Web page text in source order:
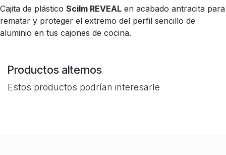
Cajita de plástico Scilm REVEAL en acabado antracita para
rematar y proteger el extremo del perfil sencillo de
aluminio en tus cajones de cocina.
Productos alternos
Estos productos podrían interesarle